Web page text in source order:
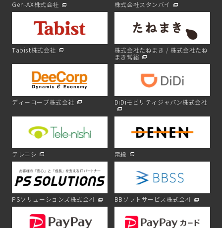
Gen-AX株式会社 株式会社スタンバイ
Tabist株式会社
株式会社たねまき / 株式会社たね
まき常総
ディーコープ株式会社 DiDiモビリティジャパン株式会社
テレニシ 電縁
PSソリューションズ株式会社 BBソフトサービス株式会社